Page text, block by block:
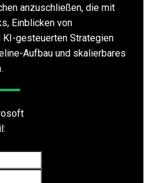
anzuschließen, die mit
Einblicken von
KI-gesteuerten Strategien
Aufbau und skalierbares